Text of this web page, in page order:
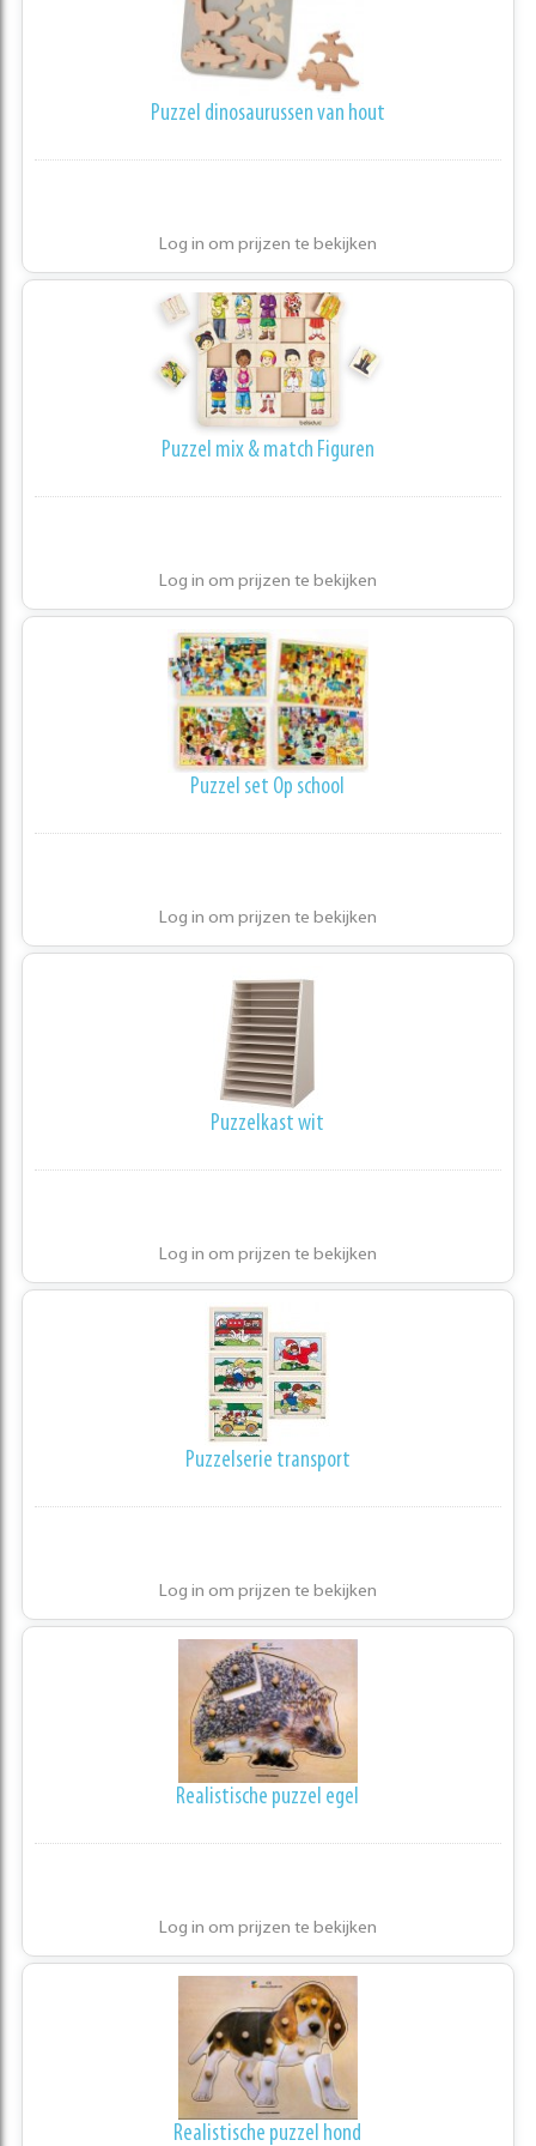
Puzzel dinosaurussen van hout
Log in om prijzen te bekijken
Puzzel mix & match Figuren
Log in om prijzen te bekijken
Puzzel set Op school
Log in om prijzen te bekijken
Puzzelkast wit
Log in om prijzen te bekijken
Puzzelserie transport
Log in om prijzen te bekijken
Realistische puzzel egel
Log in om prijzen te bekijken
Realistische puzzel hond